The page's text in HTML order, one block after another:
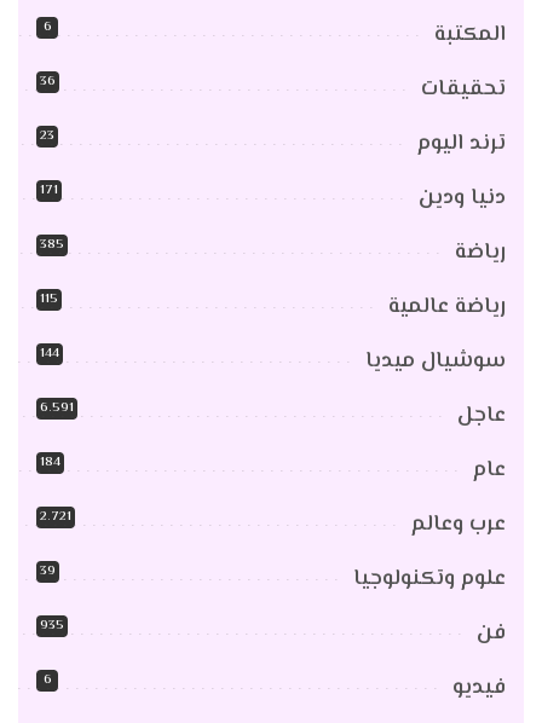
المكتبة 6
تحقيقات 36
ترند اليوم 23
دنيا ودين 171
رياضة 385
رياضة عالمية 115
سوشيال ميديا 144
عاجل 6٬591
عام 184
عرب وعالم 2٬721
علوم وتكنولوجيا 39
فن 935
فيديو 6